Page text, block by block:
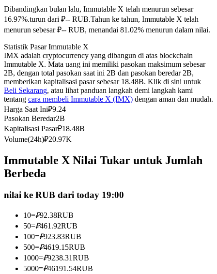
Kontrak berjangka menggunakan USDC sebagai jaminannya
Copy Trading
Bergabunglah dengan pedagang top
Menjadi Pedagang Salinan
Nikmati pembagian keuntungan dan komisi copy trading
Dibandingkan bulan lalu, Immutable X telah menurun sebesar
16.97%.turun dari ₽-- RUB.Tahun ke tahun, Immutable X telah
menurun sebesar ₽-- RUB, menandai 81.02% menurun dalam nilai.
Statistik Pasar Immutable X
IMX adalah cryptocurrency yang dibangun di atas blockchain
Immutable X. Mata uang ini memiliki pasokan maksimum sebesar
2B, dengan total pasokan saat ini 2B dan pasokan beredar 2B,
memberikan kapitalisasi pasar sebesar 18.48B. Klik di sini untuk
Beli Sekarang, atau lihat panduan langkah demi langkah kami
tentang cara membeli Immutable X (IMX) dengan aman dan mudah.
Harga Saat Ini₽9.24
Pasokan Beredar2B
Kapitalisasi Pasar₽18.48B
Volume(24h)₽20.97K
Immutable X Nilai Tukar untuk Jumlah
Berbeda
nilai ke RUB dari today 19:00
10=₽92.38RUB
50=₽461.92RUB
100=₽923.83RUB
500=₽4619.15RUB
1000=₽9238.31RUB
5000=₽46191.54RUB